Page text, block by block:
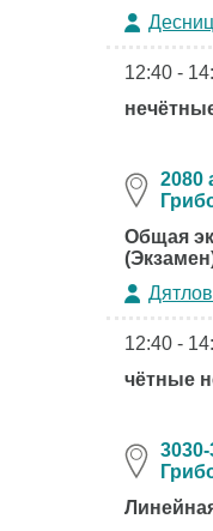
12:40 -
2080
Общая
12:40 -
чётные